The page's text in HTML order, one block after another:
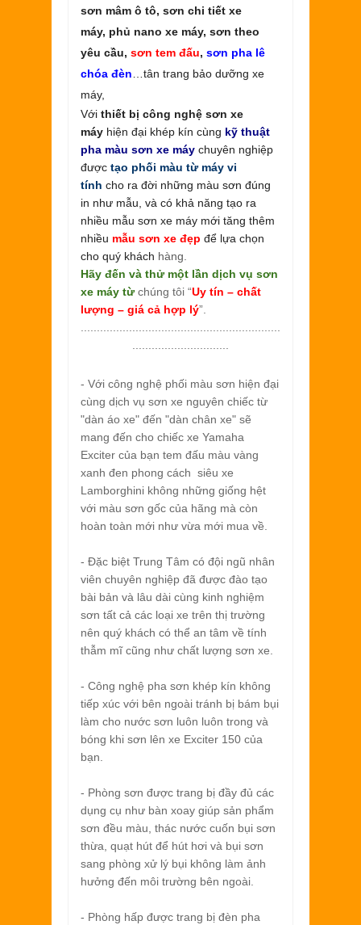
sơn mâm ô tô, sơn chi tiết xe
máy, phủ nano xe máy, sơn theo
yêu cầu, sơn tem đấu, sơn pha lê
chóa đèn …tân trang bảo dưỡng xe
máy,
Với thiết bị công nghệ sơn xe
máy hiện đại khép kín cùng kỹ thuật
pha màu sơn xe máy chuyên nghiệp
được tạo phối màu từ máy vi
tính cho ra đời những màu sơn đúng
in như mẫu, và có khả năng tạo ra
nhiều mẫu sơn xe máy mới tăng thêm
nhiều mẫu sơn xe đẹp để lựa chọn
cho quý khách hàng.
Hãy đến và thử một lần dịch vụ sơn
xe máy từchúng tôi “Uy tín – chất
lượng – giá cả hợp lý”.
- Với công nghệ phối màu sơn hiện đại
cùng dịch vụ sơn xe nguyên chiếc từ
"dàn áo xe" đến "dàn chân xe" sẽ
mang đến cho chiếc xe Yamaha
Exciter của bạn tem đấu màu vàng
xanh đen phong cách siêu xe
Lamborghini không những giống hệt
với màu sơn gốc của hãng mà còn
hoàn toàn mới như vừa mới mua về.
- Đặc biệt Trung Tâm có đội ngũ nhân
viên chuyên nghiệp đã được đào tạo
bài bản và lâu dài cùng kinh nghiệm
sơn tất cả các loại xe trên thị trường
nên quý khách có thể an tâm về tính
thẫm mĩ cũng như chất lượng sơn xe.
- Công nghệ pha sơn khép kín không
tiếp xúc với bên ngoài tránh bị bám bụi
làm cho nước sơn luôn luôn trong và
bóng khi sơn lên xe Exciter 150 của
bạn.
- Phòng sơn được trang bị đầy đủ các
dụng cụ như bàn xoay giúp sản phẩm
sơn đều màu, thác nước cuốn bụi sơn
thừa, quạt hút để hút hơi và bụi sơn
sang phòng xử lý bụi không làm ảnh
hưởng đến môi trường bên ngoài.
- Phòng hấp được trang bị đèn pha